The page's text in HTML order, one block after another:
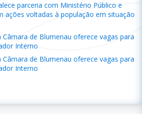
parceria com Ministério Público e
ações voltadas à população em situação
Câmara de Blumenau oferece vagas para
Interno
Câmara de Blumenau oferece vagas para
Interno